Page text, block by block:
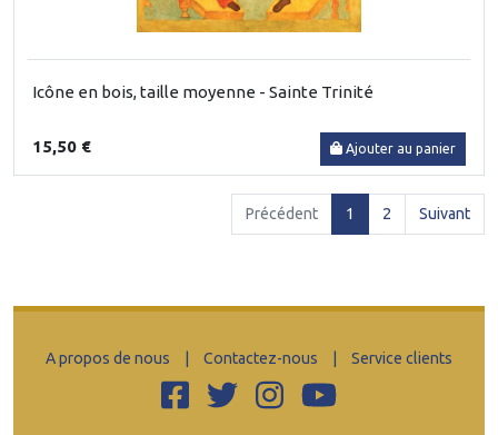
Icône en bois, taille moyenne - Sainte Trinité
15,50 € Ajouter au panier
Précédent 1 (current)
2 Suivant
A propos de nous Contactez-nous Service clients